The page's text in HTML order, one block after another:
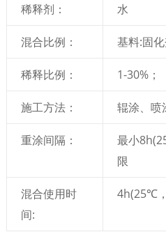
稀释剂： 水
混合比例： 基料:固化
稀释比例： 1-30%；
施工方法： 辊涂、喷
重涂间隔：
最小
限
混合使用时
间:
4h(25℃